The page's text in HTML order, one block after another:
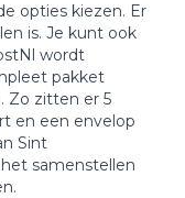
opties kiezen. Er
is. Je kunt ook
wordt
pakket
Zo zitten er 5
en een envelop
Sint
samenstellen